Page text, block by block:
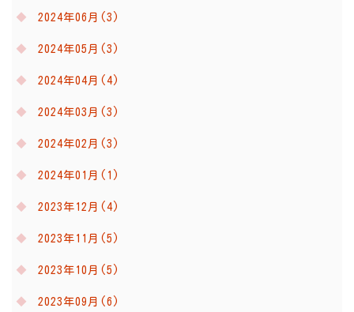
2024年06月(3)
2024年05月(3)
2024年04月(4)
2024年03月(3)
2024年02月(3)
2024年01月(1)
2023年12月(4)
2023年11月(5)
2023年10月(5)
2023年09月(6)